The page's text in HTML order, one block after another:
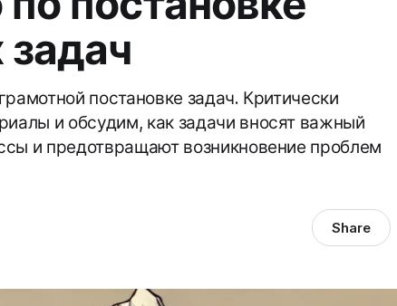
постановке задач. Критически
и обсудим, как задачи вносят важный
и предотвращают возникновение проблем
Share